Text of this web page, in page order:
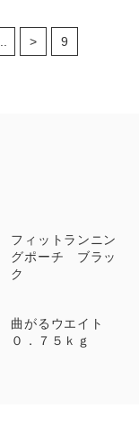
> 9
フィットランニン
グポーチ ブラッ
ク
曲がるウエイト
０．７５ｋｇ